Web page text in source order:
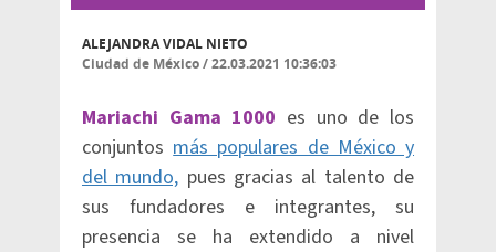
ALEJANDRA VIDAL NIETO
Ciudad de México/22.03.2021 10:36:03
Mariachi Gama 1000 es uno de los
conjuntosmás populares de México y
del mundo, pues gracias al talento de
sus fundadores e integrantes, su
presencia se ha extendido a nivel